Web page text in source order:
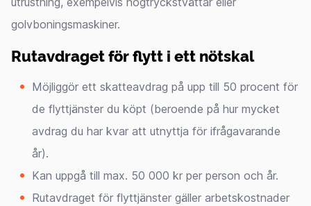
golvboningsmaskiner.
Rutavdraget för flytt i ett nötskal
Möjliggör ett skatteavdrag på upp till 50 procent för
de flyttjänster du köpt (beroende på hur mycket
avdrag du har kvar att utnyttja för ifrågavarande
år).
Kan uppgå till max. 50 000 kr per person och år.
Rutavdraget för flyttjänster gäller arbetskostnader